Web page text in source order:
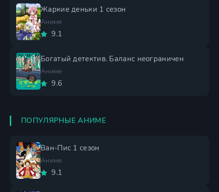
Жаркие деньки 1 сезон
Аниме
9.1
Богатый детектив. Баланс неограничен
Аниме
9.6
ПОПУЛЯРНЫЕ АНИМЕ
Ван-Пис 1 сезон
Аниме
9.1